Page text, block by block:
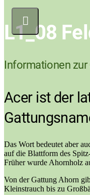
L1_08
Informationen zur
Acer ist der
Das Wort bedeutet aber
auf die Blattform des
Früher wurde Ahornholz
Von der Gattung Ahorn
Kleinstrauch bis zu